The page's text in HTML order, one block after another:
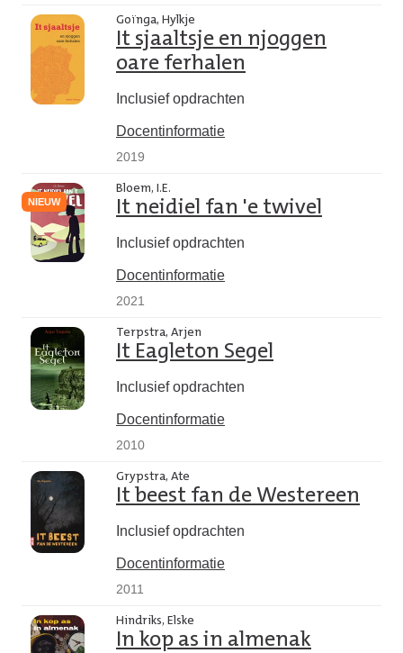
Goïnga, Hylkje
It sjaaltsje en njoggen
oare ferhalen
Inclusief opdrachten
Docentinformatie
2019
NIEUW
Bloem, I.E.
It neidiel fan 'e twivel
Inclusief opdrachten
Docentinformatie
2021
Terpstra, Arjen
It Eagleton Segel
Inclusief opdrachten
Docentinformatie
2010
Grypstra, Ate
It beest fan de Westereen
Inclusief opdrachten
Docentinformatie
2011
Hindriks, Elske
In kop as in almenak